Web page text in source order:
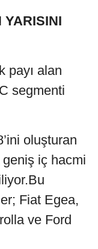
YARISINI
payı alan
segmenti
oluşturan
geniş iç hacmi
Fiat Egea,
ve Ford